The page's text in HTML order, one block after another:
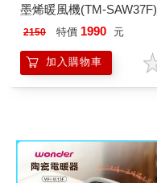
墨烯暖風機(TM-SAW37F)
2150 特價 1990 元
加入購物車